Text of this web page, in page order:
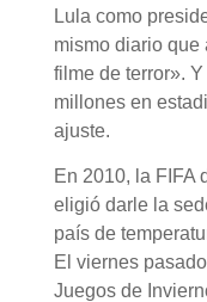
Lula como
mismo diario que
filme de terror».
millones en
ajuste.
En 2010, la FIFA
eligió darle la
país de
El viernes
Juegos de